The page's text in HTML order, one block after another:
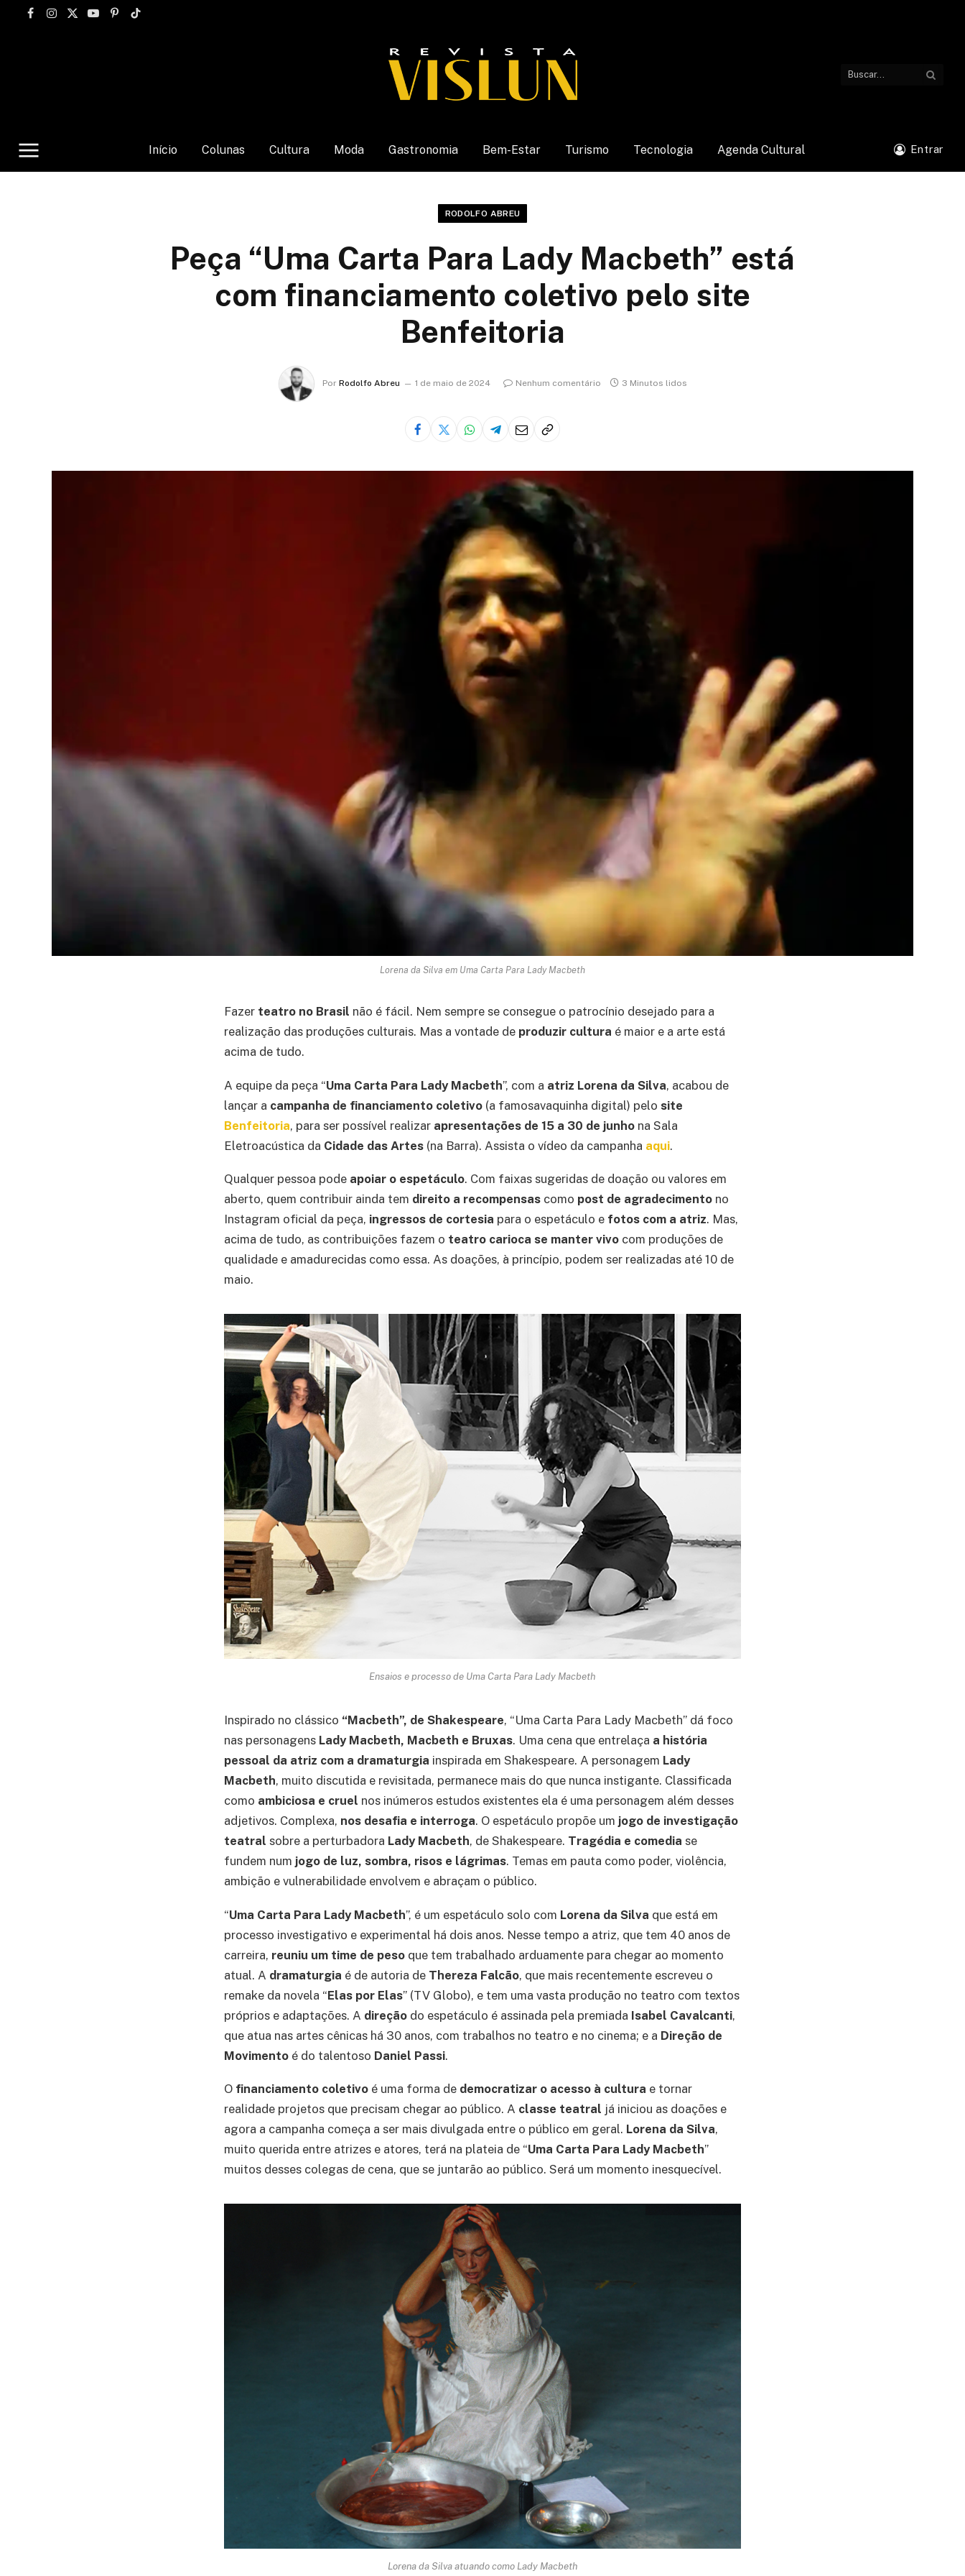
Facebook
Instagram
X
YouTubePinterest
TikTok
Início Colunas Cultura Moda Gastronomia Bem-Estar Turismo Tecnologia Agenda Cultural Entrar
RODOLFO ABREU
Peça “Uma Carta Para Lady Macbeth” está
com financiamento coletivo pelo site
Benfeitoria
Por Rodolfo Abreu 1 de maio de 2024 Nenhum comentário 3 Minutos lidos
Lorena da Silva em Uma Carta Para Lady Macbeth
Fazer teatro no Brasil não é fácil. Nem sempre se consegue o patrocínio desejado para a
realização das produções culturais. Mas a vontade de produzir cultura é maior e a arte está
acima de tudo.
A equipe da peça “Uma Carta Para Lady Macbeth”, com a atriz Lorena da Silva, acabou de
lançar a campanha de financiamento coletivo (a famosavaquinha digital) pelo site
Benfeitoria, para ser possível realizar apresentações de 15 a 30 de junho na Sala
Eletroacústica da Cidade das Artes (na Barra). Assista o vídeo da campanha aqui.
Qualquer pessoa pode apoiar o espetáculo. Com faixas sugeridas de doação ou valores em
aberto, quem contribuir ainda tem direito a recompensas como post de agradecimento no
Instagram oficial da peça, ingressos de cortesia para o espetáculo e fotos com a atriz. Mas,
acima de tudo, as contribuições fazem o teatro carioca se manter vivo com produções de
qualidade e amadurecidas como essa. As doações, à princípio, podem ser realizadas até 10 de
maio.
Ensaios e processo de Uma Carta Para Lady Macbeth
Inspirado no clássico “Macbeth”, de Shakespeare, “Uma Carta Para Lady Macbeth” dá foco
nas personagens Lady Macbeth, Macbeth e Bruxas. Uma cena que entrelaça a história
pessoal da atriz com a dramaturgia inspirada em Shakespeare. A personagem Lady
Macbeth, muito discutida e revisitada, permanece mais do que nunca instigante. Classificada
como ambiciosa e cruel nos inúmeros estudos existentes ela é uma personagem além desses
adjetivos. Complexa, nos desafia e interroga. O espetáculo propõe um jogo de investigação
teatral sobre a perturbadora Lady Macbeth, de Shakespeare. Tragédia e comedia se
fundem num jogo de luz, sombra, risos e lágrimas. Temas em pauta como poder, violência,
ambição e vulnerabilidade envolvem e abraçam o público.
“Uma Carta Para Lady Macbeth”, é um espetáculo solo com Lorena da Silva que está em
processo investigativo e experimental há dois anos. Nesse tempo a atriz, que tem 40 anos de
carreira, reuniu um time de peso que tem trabalhado arduamente para chegar ao momento
atual. A dramaturgia é de autoria de Thereza Falcão, que mais recentemente escreveu o
remake da novela “Elas por Elas” (TV Globo), e tem uma vasta produção no teatro com textos
próprios e adaptações. A direção do espetáculo é assinada pela premiada Isabel Cavalcanti,
que atua nas artes cênicas há 30 anos, com trabalhos no teatro e no cinema; e a Direção de
Movimento é do talentoso Daniel Passi.
O financiamento coletivo é uma forma de democratizar o acesso à cultura e tornar
realidade projetos que precisam chegar ao público. A classe teatral já iniciou as doações e
agora a campanha começa a ser mais divulgada entre o público em geral. Lorena da Silva,
muito querida entre atrizes e atores, terá na plateia de “Uma Carta Para Lady Macbeth”
muitos desses colegas de cena, que se juntarão ao público. Será um momento inesquecível.
Lorena da Silva atuando como Lady Macbeth